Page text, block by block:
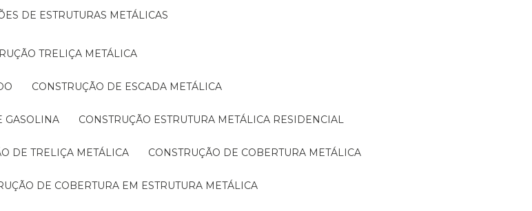
DE ESTRUTURAS METÁLICAS
TRELIÇA METÁLICA
CONSTRUÇÃO DE ESCADA METÁLICA
GASOLINA CONSTRUÇÃO ESTRUTURA METÁLICA RESIDENCIAL
DE TRELIÇA METÁLICA CONSTRUÇÃO DE COBERTURA METÁLICA
DE COBERTURA EM ESTRUTURA METÁLICA